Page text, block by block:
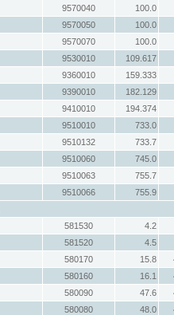
9570040
100.0
9570050
100.0
9570070
100.0
9530010
109.617
9360010
159.333
9390010
182.129
9410010
194.374
9510010
733.0
9510132
733.7
9510060
745.0
9510063
755.7
9510066
755.9
581530
4.2
581520
4.5
580170 15.8
580160 16.1
580090 47.6
580080 48.0